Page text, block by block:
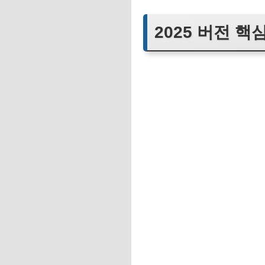
2025 버전 핵